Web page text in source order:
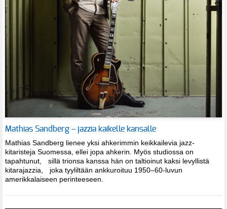
Mathias Sandberg – jazzia kaikelle kansalle
Mathias Sandberg lienee yksi ahkerimmin keikkailevia jazz-
kitaristeja Suomessa, ellei jopa ahkerin. Myös studiossa on
tapahtunut, sillä trionsa kanssa hän on taltioinut kaksi levyllistä
kitarajazzia, joka tyyliltään ankkuroituu 1950–60-luvun
amerikkalaiseen perinteeseen.